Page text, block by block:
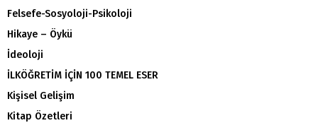
Felsefe-Sosyoloji-Psikoloji
Hikaye – Öykü
İdeoloji
İLKÖĞRETİM İÇİN 100 TEMEL ESER
Kişisel Gelişim
Kitap Özetleri